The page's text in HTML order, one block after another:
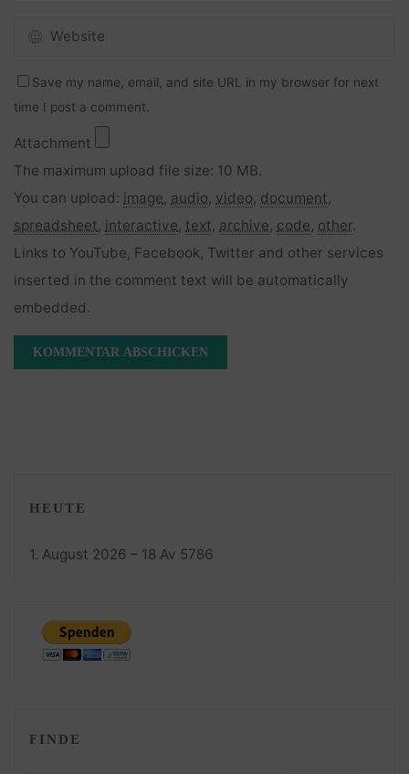
Save my name, email, and site URL in my browser for next
time I post a comment.
Attachment
The maximum upload file size: 10 MB.
You can upload: image, audio, video, document,
spreadsheet, interactive, text, archive, code, other.
Links to YouTube, Facebook, Twitter and other services
inserted in the comment text will be automatically
embedded.
HEUTE
1. August 2026 – 18 Av 5786
FINDE